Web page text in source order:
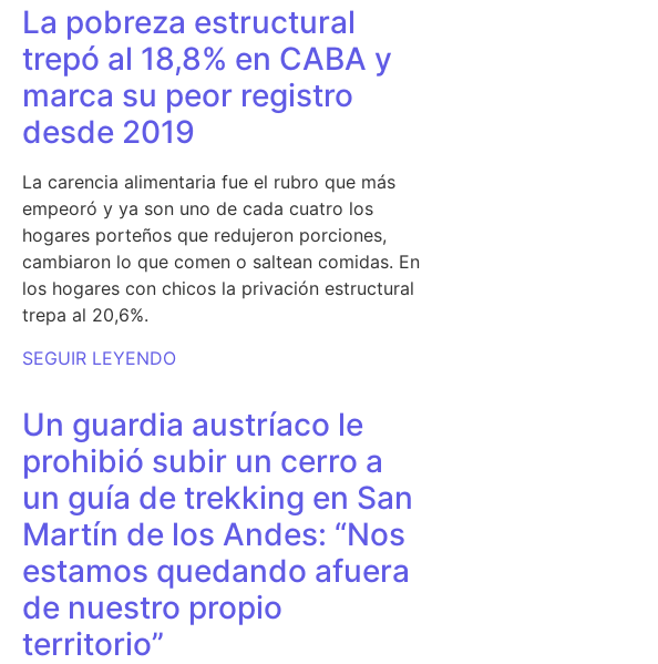
La pobreza estructural
trepó al 18,8% en CABA y
marca su peor registro
desde 2019
La carencia alimentaria fue el rubro que más
empeoró y ya son uno de cada cuatro los
hogares porteños que redujeron porciones,
cambiaron lo que comen o saltean comidas. En
los hogares con chicos la privación estructural
trepa al 20,6%.
SEGUIR LEYENDO
Un guardia austríaco le
prohibió subir un cerro a
un guía de trekking en San
Martín de los Andes: “Nos
estamos quedando afuera
de nuestro propio
territorio”